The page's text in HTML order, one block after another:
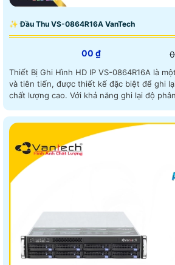
✨ Đầu Thu VS-0864R16A VanTech
00 ₫
Thiết Bị Ghi Hình HD IP VS-0864R16A là
và tiên tiến, được thiết kế đặc biệt để ghi
chất lượng cao. Với khả năng ghi lại độ